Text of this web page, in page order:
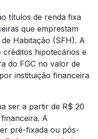
títulos de renda fixa
que emprestam
Habitação (SFH). A
créditos hipotecários e
do FGC no valor de
instituição financeira
ser a partir de R$ 20
A
pré-fixada ou pós-